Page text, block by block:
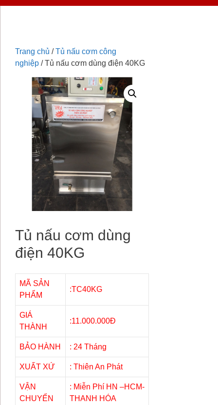
Trang chủ /Tủ nấu cơm công
nghiệp / Tủ nấu cơm dùng điện 40KG
Tủ nấu cơm dùng
điện 40KG
MÃ SẢN
PHẨM
:TC40KG
GIÁ
THÀNH
:11.000.000Đ
BẢO HÀNH : 24 Tháng
XUẤT XỨ : Thiên An Phát
VẬN
CHUYỂN
: Miễn Phí HN –HCM-
THANH HÓA